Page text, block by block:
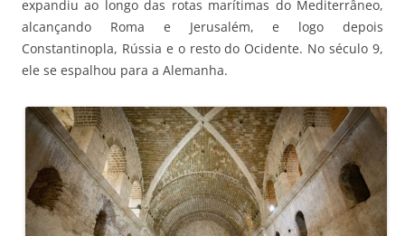
expandiu ao longo das rotas marítimas do Mediterrâneo,
alcançando Roma e Jerusalém, e logo depois
Constantinopla, Rússia e o resto do Ocidente. No século 9,
ele se espalhou para a Alemanha.